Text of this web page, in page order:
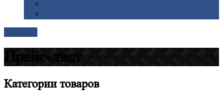
Прайс-лист
Категориитоваров